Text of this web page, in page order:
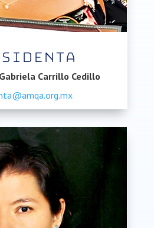
Carrillo Cedillo